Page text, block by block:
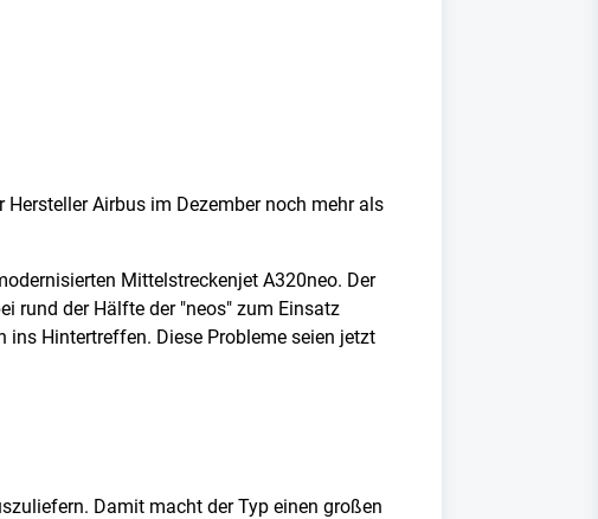
Airbus im Dezember noch mehr als
Mittelstreckenjet A320neo. Der
rund der Hälfte der "neos" zum Einsatz
Hintertreffen. Diese Probleme seien jetzt
Damit macht der Typ einen großen